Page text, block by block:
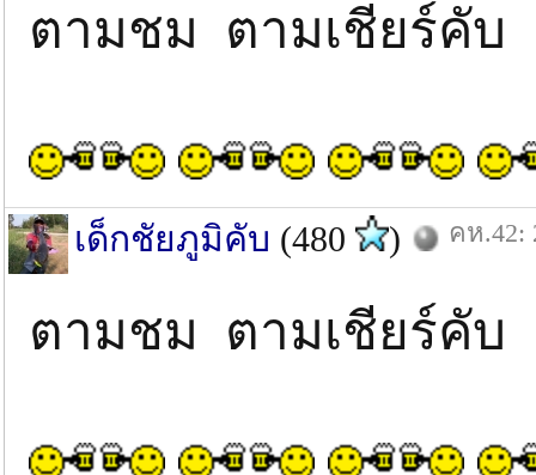
ตามชม ตามเชียร์คับ
เด็กชัยภูมิคับ (480 ) คห.42:
ตามชม ตามเชียร์คับ